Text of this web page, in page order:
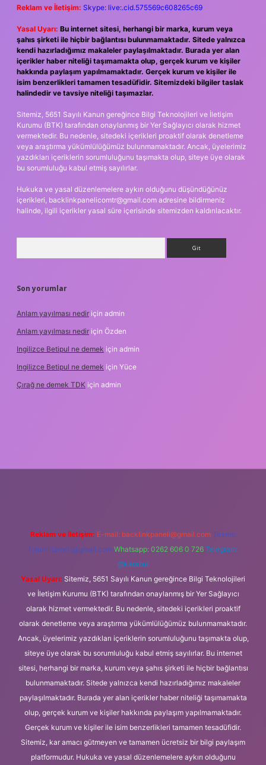
Reklam ve İletişim: Skype: live:.cid.575569c608265c69
Yasal Uyarı: Bu internet sitesi, herhangi bir marka, kurum veya
şahıs şirketi ile hiçbir bağlantısı bulunmamaktadır. Sitede yalnızca
kendi hazırladığımız makaleler paylaşılmaktadır. Burada yer alan
içerikler haber niteliği taşımamakta olup, gerçek kurum ve kişiler
hakkında paylaşım yapılmamaktadır. Gerçek kurum ve kişiler ile
isim benzerlikleri tamamen tesadüfidir. Sitemizdeki bilgiler taslak
halindedir ve tavsiye niteliği taşımazlar.
Sitemiz, 5651 Sayılı Kanun gereğince Bilgi Teknolojileri ve İletişim
Kurumu (BTK) tarafından onaylanmış bir Yer Sağlayıcı olarak hizmet
vermektedir. Bu nedenle, sitedeki içerikleri proaktif olarak denetleme
veya araştırma yükümlülüğümüz bulunmamaktadır. Ancak, üyelerimiz
yazdıkları içeriklerin sorumluluğunu taşımakta olup, siteye üye olarak
bu sorumluluğu kabul etmiş sayılırlar.
Hukuka ve yasal düzenlemelere aykırı olduğunu düşündüğünüz
içerikleri, backlinkpanelicomtr@gmail.com adresine bildirmeniz
halinde, ilgili içerikler yasal süre içerisinde sitemizden kaldırılacaktır.
Son yorumlar
Anlam yayılması nedir için admin
Anlam yayılması nedir için Özden
Ingilizce Betipul ne demek için admin
Ingilizce Betipul ne demek için Yüce
Çırağ ne demek TDK için admin
Reklam ve İletişim: E-mail: backlinkpaneli@gmail.com Teams:
forumhizmeti@gmail.com Whatsapp: 0262 606 0 726 Telegram:
@karabul
Yasal Uyarı: Sitemiz, 5651 Sayılı Kanun gereğince Bilgi Teknolojileri
ve İletişim Kurumu (BTK) tarafından onaylanmış bir Yer Sağlayıcı
olarak hizmet vermektedir. Bu nedenle, sitedeki içerikleri proaktif
olarak denetleme veya araştırma yükümlülüğümüz bulunmamaktadır.
Ancak, üyelerimiz yazdıkları içeriklerin sorumluluğunu taşımakta olup,
siteye üye olarak bu sorumluluğu kabul etmiş sayılırlar. Bu internet
sitesi, herhangi bir marka, kurum veya şahıs şirketi ile hiçbir bağlantısı
bulunmamaktadır. Sitede yalnızca kendi hazırladığımız makaleler
paylaşılmaktadır. Burada yer alan içerikler haber niteliği taşımamakta
olup, gerçek kurum ve kişiler hakkında paylaşım yapılmamaktadır.
Gerçek kurum ve kişiler ile isim benzerlikleri tamamen tesadüfidir.
Sitemiz, kar amacı gütmeyen ve tamamen ücretsiz bir bilgi paylaşım
platformudur. Hukuka ve yasal düzenlemelere aykırı olduğunu